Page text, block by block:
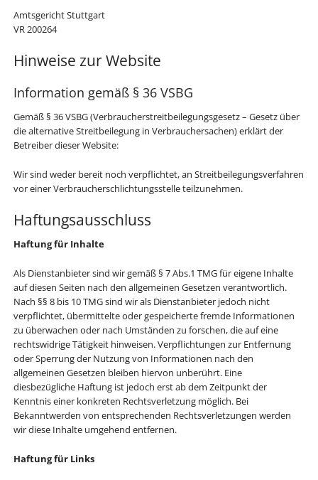
Amtsgericht Stuttgart
VR 200264
Hinweise zur Website
Information gemäß § 36 VSBG
Gemäß § 36 VSBG (Verbraucherstreitbeilegungsgesetz – Gesetz über
die alternative Streitbeilegung in Verbrauchersachen) erklärt der
Betreiber dieser Website:
Wir sind weder bereit noch verpflichtet, an Streitbeilegungsverfahren
vor einer Verbraucherschlichtungsstelle teilzunehmen.
Haftungsausschluss
Haftung für Inhalte
Als Dienstanbieter sind wir gemäß § 7 Abs.1 TMG für eigene Inhalte
auf diesen Seiten nach den allgemeinen Gesetzen verantwortlich.
Nach §§ 8 bis 10 TMG sind wir als Dienstanbieter jedoch nicht
verpflichtet, übermittelte oder gespeicherte fremde Informationen
zu überwachen oder nach Umständen zu forschen, die auf eine
rechtswidrige Tätigkeit hinweisen. Verpflichtungen zur Entfernung
oder Sperrung der Nutzung von Informationen nach den
allgemeinen Gesetzen bleiben hiervon unberührt. Eine
diesbezügliche Haftung ist jedoch erst ab dem Zeitpunkt der
Kenntnis einer konkreten Rechtsverletzung möglich. Bei
Bekanntwerden von entsprechenden Rechtsverletzungen werden
wir diese Inhalte umgehend entfernen.
Haftung für Links